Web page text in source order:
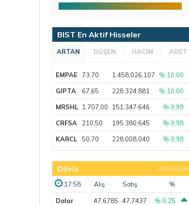
BIST En Aktif Hisseler
ARTAN DÜŞEN HACİM ADET
EMPAE 73,70 1.458.026.107 % 10,00
GIPTA 67,65 228.324.881 % 10,00
MRSHL 1.707,00 151.347.646 % 9,99
CRFSA 210,50 195.380.645 % 9,98
KARCL 50,70 228.008.040 % 9,98
Döviz daha fazla
17:58 Alış Satış %
Dolar 47,6785 47,7437 % 0,25